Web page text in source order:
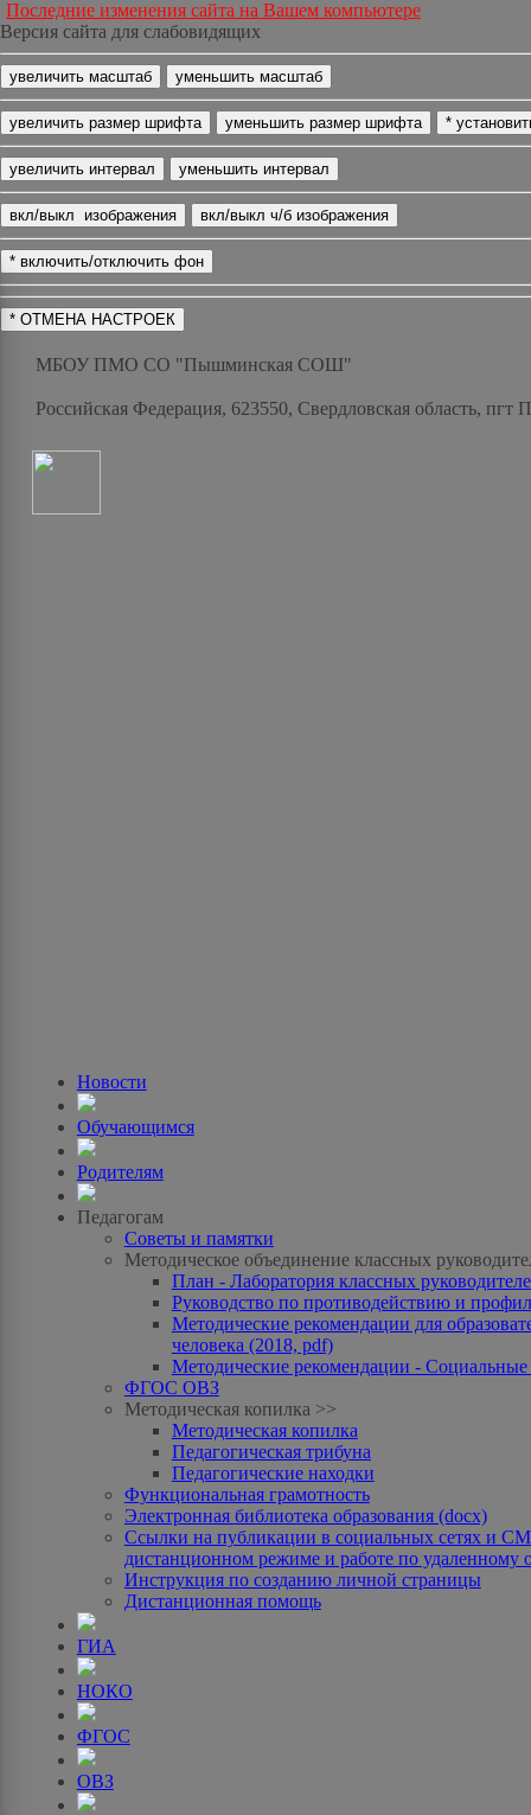
Последние изменения сайта на Вашем компьютере
Версия сайта для слабовидящих
МБОУ ПМО СО "Пышминская СОШ"
Российская Федерация, 623550, Свердловская область,
Новости
Обучающимся
Родителям
Педагогам
Советы и памятки
Методическое объединение классных
План - Лаборатория классных
Руководство по противодействию и
Методические рекомендации для
человека (2018, pdf)
Методические рекомендации -
ФГОС ОВЗ
Методическая копилка >>
Методическая копилка
Педагогическая трибуна
Педагогические находки
Функциональная грамотность
Электронная библиотека образования (docx)
Ссылки на публикации в социальных сетях и
дистанционном режиме и работе по удаленному
Инструкция по созданию личной страницы
Дистанционная помощь
ГИА
НОКО
ФГОС
ОВЗ